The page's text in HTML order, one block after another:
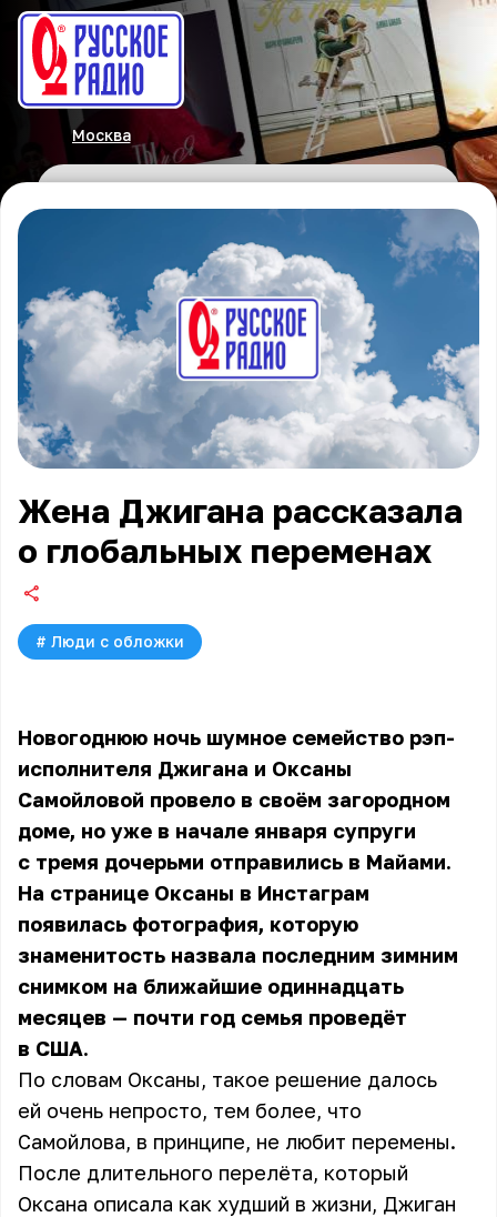
Москва
Жена Джигана рассказала
о глобальных переменах
# Люди с обложки
Новогоднюю ночь шумное семейство рэп-
исполнителя Джигана и Оксаны
Самойловой провело в своём загородном
доме, но уже в начале января супруги
с тремя дочерьми отправились в Майами.
На странице Оксаны в Инстаграм
появилась фотография, которую
знаменитость назвала последним зимним
снимком на ближайшие одиннадцать
месяцев — почти год семья проведёт
в США.
По словам Оксаны, такое решение далось
ей очень непросто, тем более, что
Самойлова, в принципе, не любит перемены.
После длительного перелёта, который
Оксана описала как худший в жизни, Джиган